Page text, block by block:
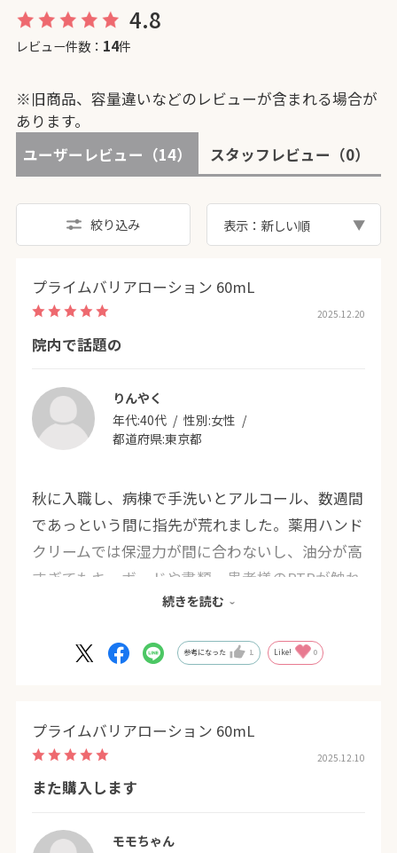
4.8
レビュー件数： 14件
※旧商品、容量違いなどのレビューが含まれる場合が
あります。
ユーザーレビュー （14） スタッフレビュー （0）
絞り込み 表示：新しい順
プライムバリアローション 60mL
2025.12.20
院内で話題の
りんやく
年代:40代 性別:女性
都道府県:東京都
秋に入職し、病棟で手洗いとアルコール、数週間
であっという間に指先が荒れました。薬用ハンド
クリームでは保湿力が間に合わないし、油分が高
すぎてもキーボードや書類、患者様のPTPが触れ
ないし、そんな時に職場の人からこれを教わりま
相性も考慮されていて、保湿力も高いので、アト
続きを読む
参考になった 1 Like! 0
プライムバリアローション 60mL
2025.12.10
また購入します
モモちゃん